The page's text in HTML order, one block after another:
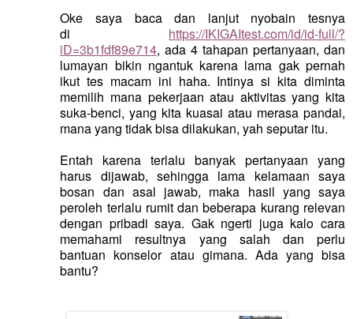
Oke saya baca dan lanjut nyobain tesnya
di https://IKIGAItest.com/id/id-full/?
iD=3b1fdf89e714, ada 4 tahapan pertanyaan, dan
lumayan bikin ngantuk karena lama gak pernah
ikut tes macam ini haha. Intinya si kita diminta
memilih mana pekerjaan atau aktivitas yang kita
suka-benci, yang kita kuasai atau merasa pandai,
mana yang tidak bisa dilakukan, yah seputar itu.
Entah karena terlalu banyak pertanyaan yang
harus dijawab, sehingga lama kelamaan saya
bosan dan asal jawab, maka hasil yang saya
peroleh terlalu rumit dan beberapa kurang relevan
dengan pribadi saya. Gak ngerti juga kalo cara
memahami resultnya yang salah dan perlu
bantuan konselor atau gimana. Ada yang bisa
bantu?